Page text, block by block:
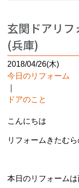
玄関ドアリ
(兵庫)
2018/04/26(木)
今日のリフォーム
ドアのこと
こんにちは
リフォームきたむら
本日のリフォーム